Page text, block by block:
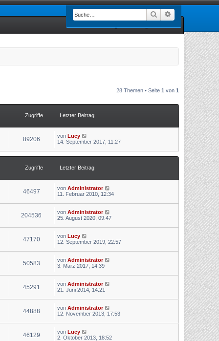
Suche
28 Themen • Seite 1 von 1
Zugriffe Letzter Beitrag
89206 von Lucy
14. September 2017, 11:27
Zugriffe Letzter Beitrag
46497 von Administrator
11. Februar 2010, 12:34
204536 von Administrator
25. August 2020, 09:47
47170 von Lucy
12. September 2019, 22:57
50583 von Administrator
3. März 2017, 14:39
45291 von Administrator
21. Juni 2014, 14:21
44888 von Administrator
12. November 2013, 17:53
46129 von Lucy
2. Oktober 2013, 18:52